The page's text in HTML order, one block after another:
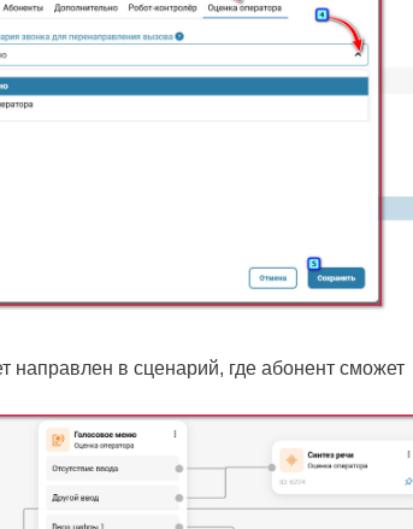
направлен в сценарий, где абонент сможет